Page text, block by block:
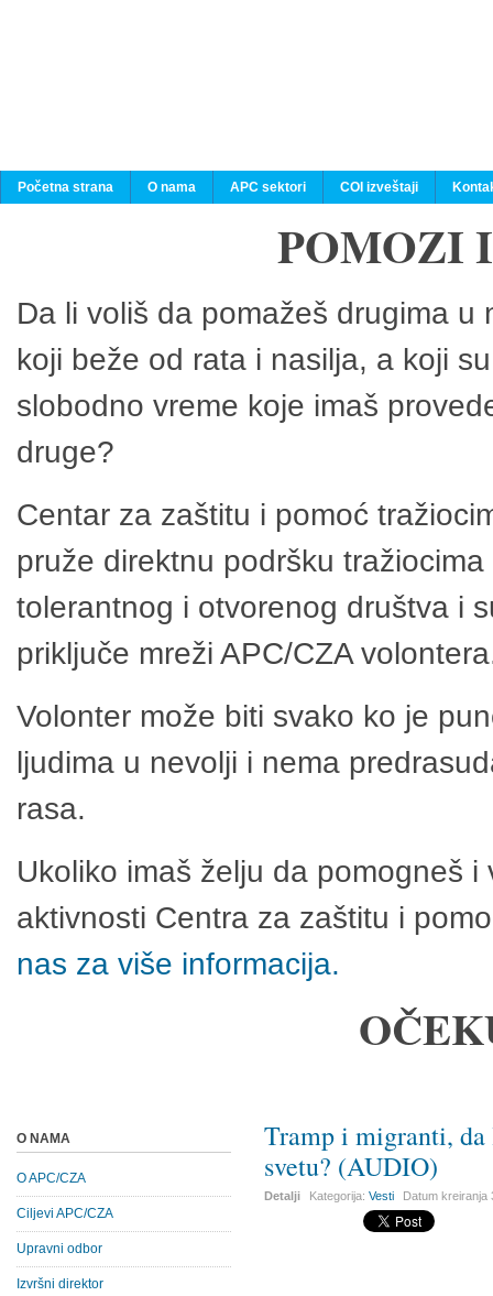
Početna strana O nama APC sektori COI izveštaji
POMOZI
Da li voliš da pomažeš drugima
koji beže od rata i nasilja, a koji
slobodno vreme koje imaš
druge?
Centar za zaštitu i pomoć
pruže direktnu podršku
tolerantnog i otvorenog društva i
priključe mreži APC/CZA
Volonter može biti svako ko je
ljudima u nevolji i nema
rasa.
Ukoliko imaš želju da pomogneš
aktivnosti Centra za zaštitu i
nas za više informacija.
Tramp i migranti,
svetu? (AUDIO)
Detalji Kategorija:Vesti Datum kreiranja
O NAMA
O APC/CZA
Ciljevi APC/CZA
Upravni odbor
Izvršni direktor